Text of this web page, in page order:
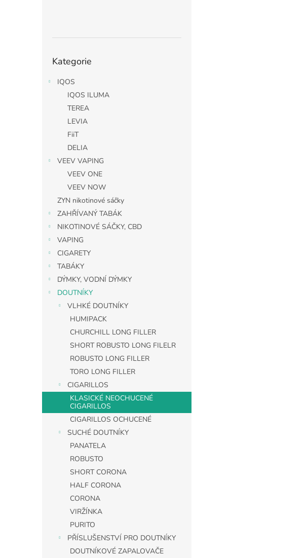
kategorie
Kategorie
IQOS
IQOS ILUMA
TEREA
LEVIA
FiiT
DELIA
VEEV VAPING
VEEV ONE
VEEV NOW
ZYN nikotinové sáčky
ZAHŘÍVANÝ TABÁK
NIKOTINOVÉ SÁČKY, CBD
VAPING
CIGARETY
TABÁKY
DÝMKY, VODNÍ DÝMKY
DOUTNÍKY
VLHKÉ DOUTNÍKY
HUMIPACK
CHURCHILL LONG FILLER
SHORT ROBUSTO LONG FILELR
ROBUSTO LONG FILLER
TORO LONG FILLER
CIGARILLOS
KLASICKÉ NEOCHUCENÉ
CIGARILLOS
CIGARILLOS OCHUCENÉ
SUCHÉ DOUTNÍKY
PANATELA
ROBUSTO
SHORT CORONA
HALF CORONA
CORONA
VIRŽÍNKA
PURITO
PŘÍSLUŠENSTVÍ PRO DOUTNÍKY
DOUTNÍKOVÉ ZAPALOVAČE